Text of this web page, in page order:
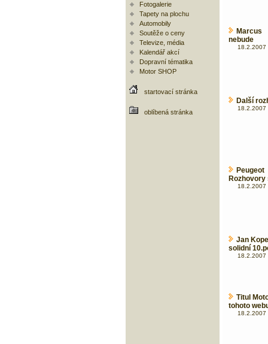
Fotogalerie
Tapety na plochu
Automobily
Soutěže o ceny
Televize, média
Kalendář akcí
Dopravní tématika
Motor SHOP
startovací stránka
oblíbená stránka
Marcus
nebude
18.2.2007
Další
18.2.2007
18.2.2007
Jan
solidní
18.2.2007
Titul
tohoto
18.2.2007